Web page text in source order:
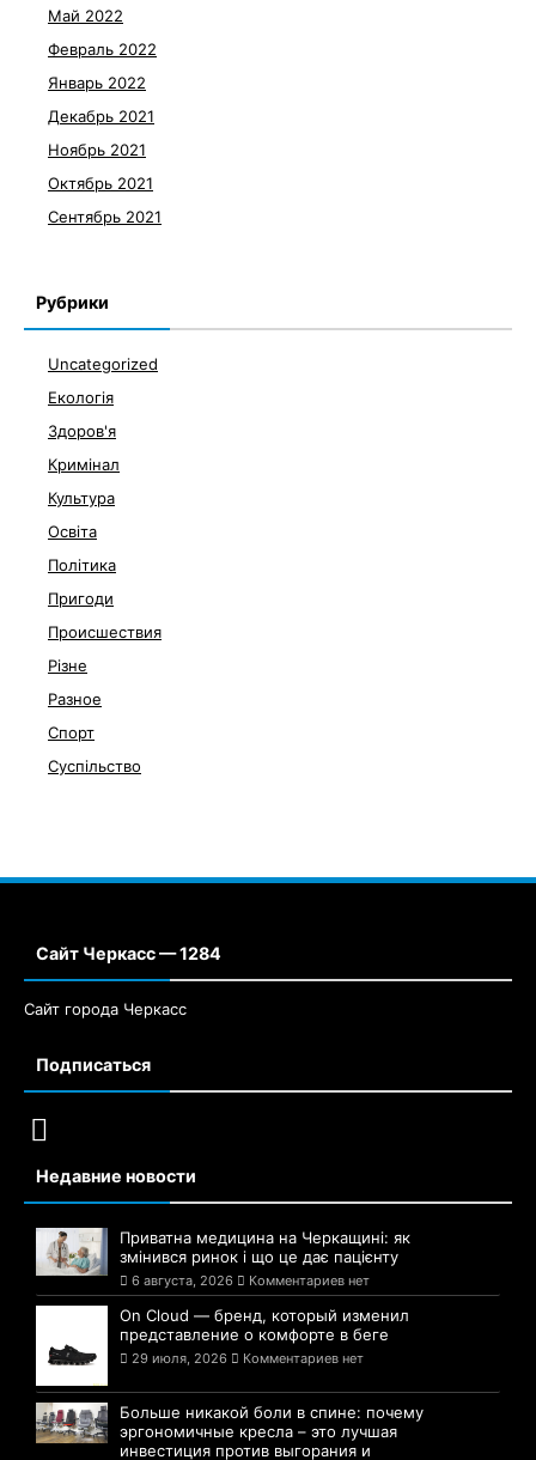
Май 2022
Февраль 2022
Январь 2022
Декабрь 2021
Ноябрь 2021
Октябрь 2021
Сентябрь 2021
Рубрики
Uncategorized
Екологія
Здоров'я
Кримінал
Культура
Освіта
Політика
Пригоди
Происшествия
Різне
Разное
Спорт
Суспільство
Сайт Черкасс — 1284
Сайт города Черкасс
Подписаться
Недавние новости
Приватна медицина на Черкащині: як
змінився ринок і що це дає пацієнту
6 августа, 2026 Комментариев нет
On Cloud — бренд, который изменил
представление о комфорте в беге
29 июля, 2026 Комментариев нет
Больше никакой боли в спине: почему
эргономичные кресла – это лучшая
инвестиция против выгорания и